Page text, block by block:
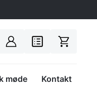
møde Kontakt